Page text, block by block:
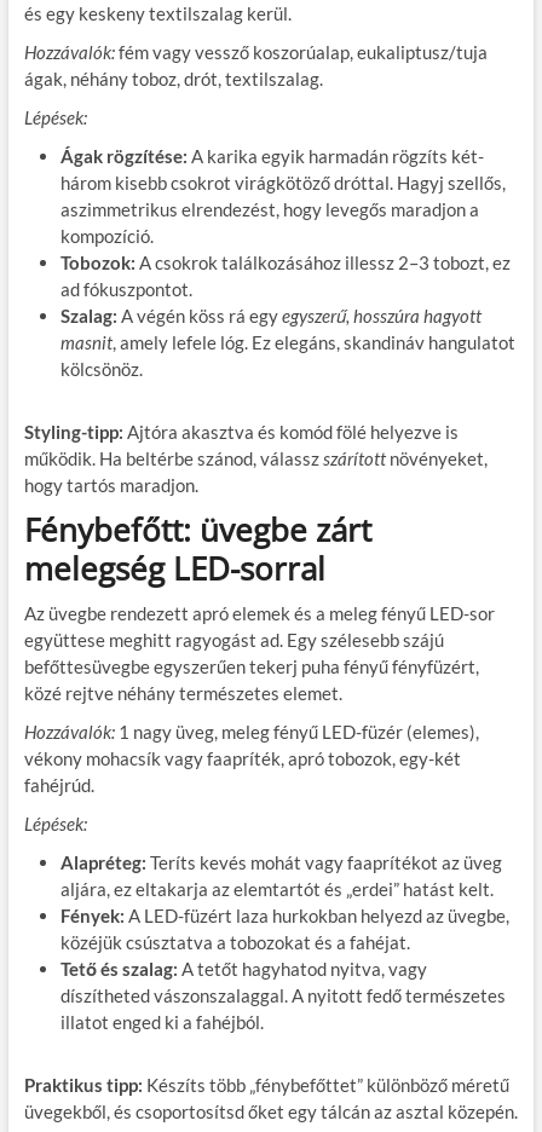
és egy keskeny textilszalag kerül.
Hozzávalók:fém vagy vessző koszorúalap, eukaliptusz/tuja
ágak, néhány toboz, drót, textilszalag.
Lépések:
Ágak rögzítése: A karika egyik harmadán rögzíts két-
három kisebb csokrot virágkötöző dróttal. Hagyj szellős,
aszimmetrikus elrendezést, hogy levegős maradjon a
kompozíció.
Tobozok: A csokrok találkozásához illessz 2–3 tobozt, ez
ad fókuszpontot.
Szalag: A végén köss rá egyegyszerű, hosszúra hagyott
masnit, amely lefele lóg. Ez elegáns, skandináv hangulatot
kölcsönöz.
Styling-tipp: Ajtóra akasztva és komód fölé helyezve is
működik. Ha beltérbe szánod, válasszszárítottnövényeket,
hogy tartós maradjon.
Fénybefőtt: üvegbe zárt
melegség LED-sorral
Az üvegbe rendezett apró elemek és a meleg fényű LED-sor
együttese meghitt ragyogást ad. Egy szélesebb szájú
befőttesüvegbe egyszerűen tekerj puha fényű fényfüzért,
közé rejtve néhány természetes elemet.
Hozzávalók:1 nagy üveg, meleg fényű LED-füzér (elemes),
vékony mohacsík vagy faapríték, apró tobozok, egy-két
fahéjrúd.
Lépések:
Alapréteg: Teríts kevés mohát vagy faaprítékot az üveg
aljára, ez eltakarja az elemtartót és „erdei” hatást kelt.
Fények: A LED-füzért laza hurkokban helyezd az üvegbe,
közéjük csúsztatva a tobozokat és a fahéjat.
Tető és szalag: A tetőt hagyhatod nyitva, vagy
díszítheted vászonszalaggal. A nyitott fedő természetes
illatot enged ki a fahéjból.
Praktikus tipp: Készíts több „fénybefőttet” különböző méretű
üvegekből, és csoportosítsd őket egy tálcán az asztal közepén.